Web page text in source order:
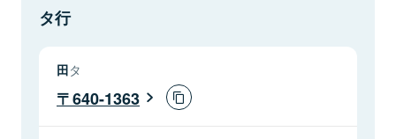
タ行
田タ
640-1363